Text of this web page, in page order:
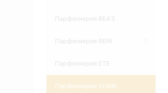
Парфюмерия BEA'S
Парфюмерия RENI
Парфюмерия ETE
Парфюмерия SHAIK